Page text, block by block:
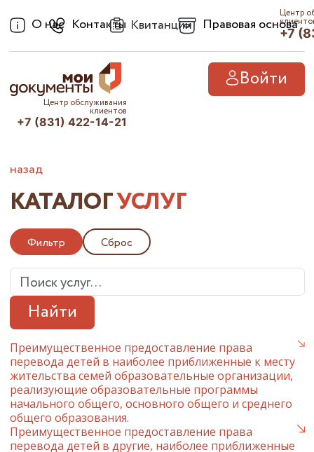
О нас Контакты Квитанции Правовая основа
Центр
+7
Войти
Центр обслуживания
клиентов
+7 (831) 422-14-21
назад
КАТАЛОГУСЛУГ
Фильтр Сброс
Найти
Преимущественное предоставление права
перевода детей в наиболее приближенные к месту
жительства семей образовательные организации,
реализующие образовательные программы
начального общего, основного общего и среднего
общего образования.
Преимущественное предоставление права
перевода детей в другие, наиболее приближенные